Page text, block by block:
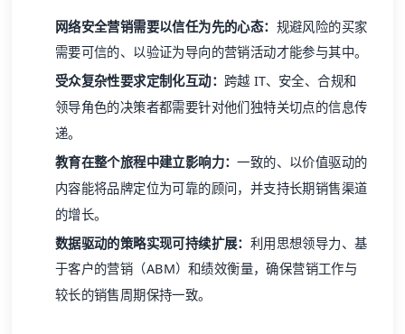
网络安全营销需要以信任为先的心态： 规避风险的买家
需要可信的、以验证为导向的营销活动才能参与其中。
受众复杂性要求定制化互动： 跨越 IT、安全、合规和
领导角色的决策者都需要针对他们独特关切点的信息传
递。
教育在整个旅程中建立影响力：一致的、以价值驱动的
内容能将品牌定位为可靠的顾问，并支持长期销售渠道
的增长。
数据驱动的策略实现可持续扩展： 利用思想领导力、基
于客户的营销（ABM）和绩效衡量，确保营销工作与
较长的销售周期保持一致。